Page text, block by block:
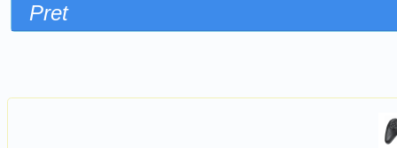
Pret